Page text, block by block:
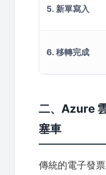
5. 新單寫入
6. 移轉完成
二、Azure
塞車
傳統的電子發